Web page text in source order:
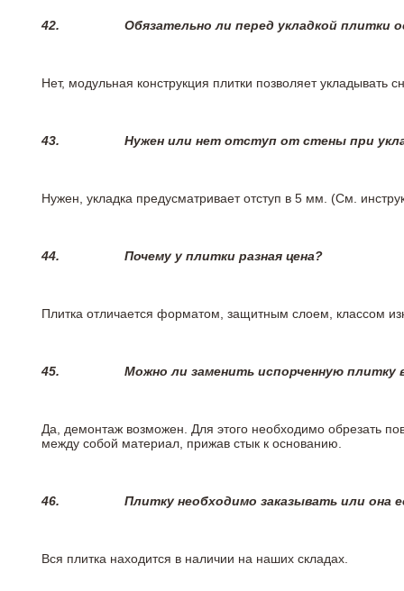
42. Обязательно ли перед укладкой плитки
Нет, модульная конструкция плитки позволяет
43. Нужен или нет отступ от стены при
Нужен, укладка предусматривает отступ в 5 мм. (См.
44. Почему у плитки разная цена?
Плитка отличается форматом, защитным слоем, классом
45. Можно ли заменить испорченную плитку
Да, демонтаж возможен. Для этого необходимо обрезать
между собой материал, прижав стык к основанию.
46. Плитку необходимо заказывать или она
Вся плитка находится в наличии на наших складах.